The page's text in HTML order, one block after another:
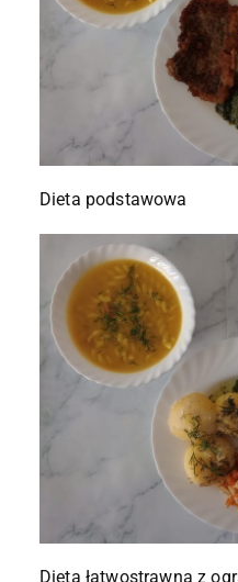
Dieta podstawowa
Dieta łatwostrawna z